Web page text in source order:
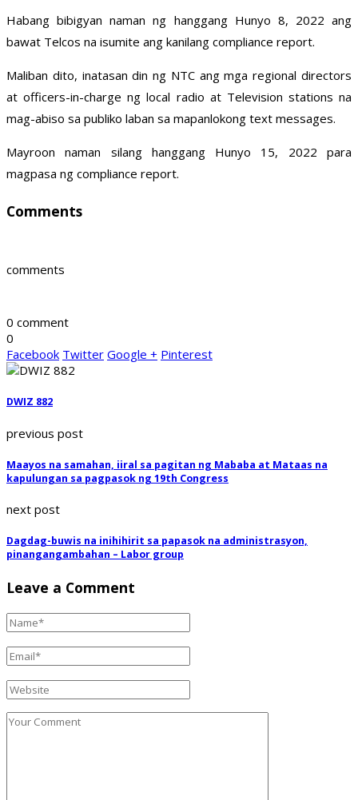
Habang bibigyan naman ng hanggang Hunyo 8, 2022 ang
bawat Telcos na isumite ang kanilang compliance report.
Maliban dito, inatasan din ng NTC ang mga regional directors
at officers-in-charge ng local radio at Television stations na
mag-abiso sa publiko laban sa mapanlokong text messages.
Mayroon naman silang hanggang Hunyo 15, 2022 para
magpasa ng compliance report.
Comments
comments
0 comment
0
Facebook Twitter Google + Pinterest
DWIZ 882
previous post
Maayos na samahan, iiral sa pagitan ng Mababa at Mataas na
kapulungan sa pagpasok ng 19th Congress
next post
Dagdag-buwis na inihihirit sa papasok na administrasyon,
pinangangambahan – Labor group
Leave a Comment